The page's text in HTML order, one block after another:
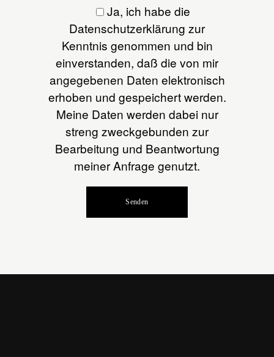
Ja, ich habe die
Datenschutzerklärung zur
Kenntnis genommen und bin
einverstanden, daß die von mir
angegebenen Daten elektronisch
erhoben und gespeichert werden.
Meine Daten werden dabei nur
streng zweckgebunden zur
Bearbeitung und Beantwortung
meiner Anfrage genutzt.